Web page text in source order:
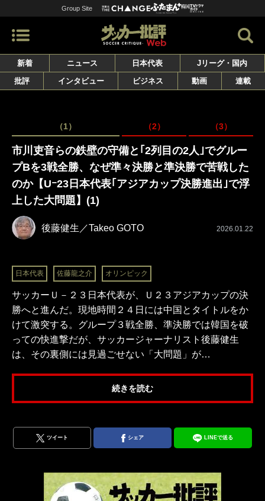
Group Site
新着 ニュース 日本代表
Jリーグ・国内
批評
インタビュー ビジネス 動画 連載
（1） （2） （3）
市川吏音らの鉄壁の守備と｢2列目の2人｣でグルー
プBを3戦全勝、なぜ準々決勝と準決勝で苦戦した
のか【Uｰ23日本代表｢アジアカップ決勝進出｣で浮
上した大問題】(1)
後藤健生／Takeo GOTO 2026.01.22
日本代表 佐藤龍之介 オリンピック
サッカーＵ－２３日本代表が、Ｕ２３アジアカップの決
勝へと進んだ。現地時間２４日には中国とタイトルをか
けて激突する。グループ３戦全勝、準決勝では韓国を破
っての快進撃だが、サッカージャーナリスト後藤健生
は、その裏側には見過ごせない「大問題」が…
続きを読む
ツイート シェア LINEで送る